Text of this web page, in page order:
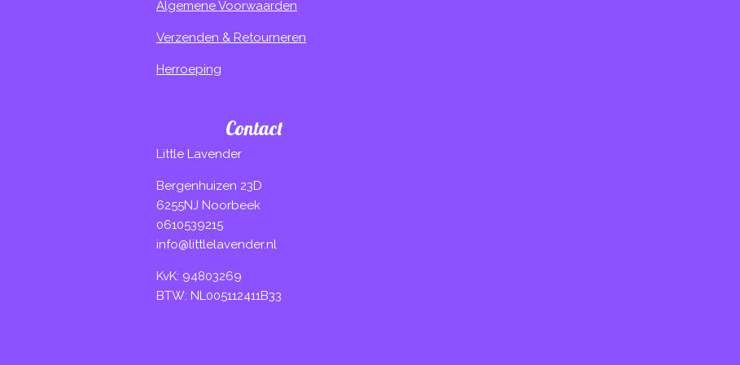
Algemene Voorwaarden
Verzenden & Retourneren
Herroeping
Contact
Little Lavender
Bergenhuizen 23D
6255NJ Noorbeek
0610539215
info@littlelavender.nl
KvK: 94803269
BTW: NL005112411B33